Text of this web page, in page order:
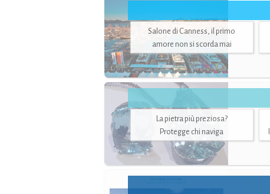
Salone di Canness, il primo
amore non si scorda mai
La pietra più preziosa?
Protegge chi naviga